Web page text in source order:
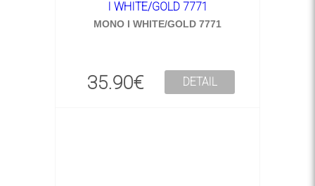
MONO I WHITE/GOLD 7771
35.90€ DETAIL